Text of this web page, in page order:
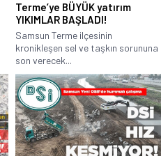
Terme’ye BÜYÜK yatırım
YIKIMLAR BAŞLADI!
Samsun Terme ilçesinin
kronikleşen sel ve taşkın sorununa
son verecek...